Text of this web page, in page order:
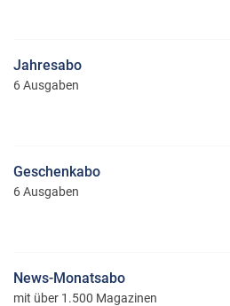
Jahresabo
6 Ausgaben
Geschenkabo
6 Ausgaben
News-Monatsabo
mit über 1.500 Magazinen